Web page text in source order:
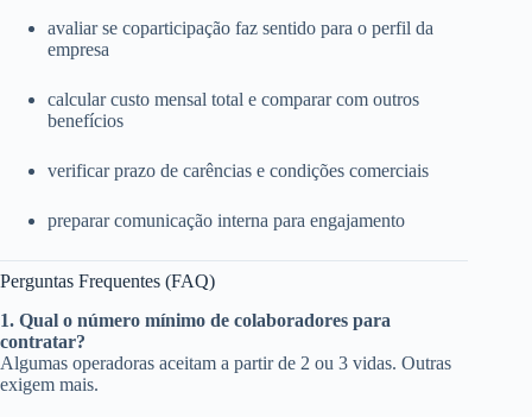
avaliar se coparticipação faz sentido para o perfil da
empresa
calcular custo mensal total e comparar com outros
benefícios
verificar prazo de carências e condições comerciais
preparar comunicação interna para engajamento
Perguntas Frequentes (FAQ)
1. Qual o número mínimo de colaboradores para
contratar?
Algumas operadoras aceitam a partir de 2 ou 3 vidas. Outras
exigem mais.